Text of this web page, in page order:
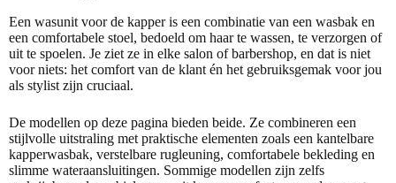
Een wasunit voor de kapper is een combinatie van een wasbak en
een comfortabele stoel, bedoeld om haar te wassen, te verzorgen of
uit te spoelen. Je ziet ze in elke salon of barbershop, en dat is niet
voor niets: het comfort van de klant én het gebruiksgemak voor jou
als stylist zijn cruciaal.
De modellen op deze pagina bieden beide. Ze combineren een
stijlvolle uitstraling met praktische elementen zoals een kantelbare
kapperwasbak, verstelbare rugleuning, comfortabele bekleding en
slimme wateraansluitingen. Sommige modellen zijn zelfs